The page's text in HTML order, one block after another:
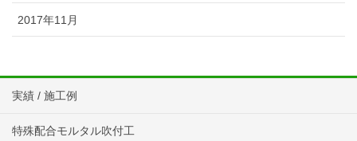
2017年11月
実績 / 施工例
特殊配合モルタル吹付工